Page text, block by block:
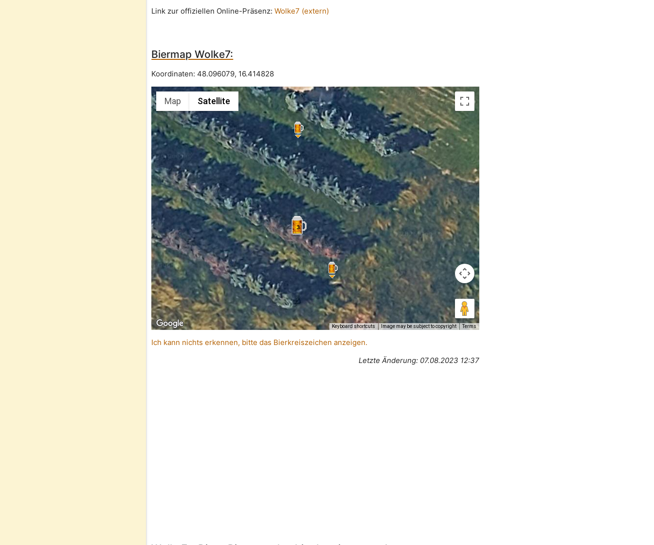
Link zur offiziellen Online-Präsenz:Wolke7 (extern)
Biermap Wolke7:
Koordinaten:48.096079, 16.414828
3
Map Satellite
Keyboard shortcuts Image may be subject to copyright Terms
Ich kann nichts erkennen, bitte das Bierkreiszeichen anzeigen.
Letzte Änderung: 07.08.2023 12:37